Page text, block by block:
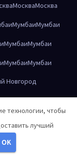
МоскваМосква
МумбаиМумбаи
МумбаиМумбаи
МумбаиМумбаи
Новгород
Новгород
Нижний Новгород
технологии, чтобы
лучший
OK